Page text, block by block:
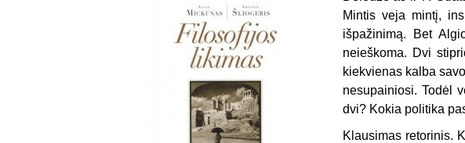
Mintis veja mintį,
išpažinimą. Bet
neieškoma. Dvi
kiekvienas kalba
nesupainiosi. Todėl
dvi? Kokia politika
Klausimas retorinis.